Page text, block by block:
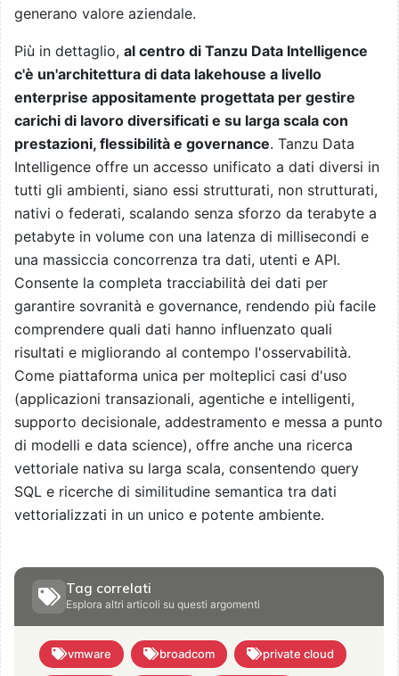
generano valore aziendale.
Più in dettaglio, al centro di Tanzu Data Intelligence
c'è un'architettura di data lakehouse a livello
enterprise appositamente progettata per gestire
carichi di lavoro diversificati e su larga scala con
prestazioni, flessibilità e governance. Tanzu Data
Intelligence offre un accesso unificato a dati diversi in
tutti gli ambienti, siano essi strutturati, non strutturati,
nativi o federati, scalando senza sforzo da terabyte a
petabyte in volume con una latenza di millisecondi e
una massiccia concorrenza tra dati, utenti e API.
Consente la completa tracciabilità dei dati per
garantire sovranità e governance, rendendo più facile
comprendere quali dati hanno influenzato quali
risultati e migliorando al contempo l'osservabilità.
Come piattaforma unica per molteplici casi d'uso
(applicazioni transazionali, agentiche e intelligenti,
supporto decisionale, addestramento e messa a punto
di modelli e data science), offre anche una ricerca
vettoriale nativa su larga scala, consentendo query
SQL e ricerche di similitudine semantica tra dati
vettorializzati in un unico e potente ambiente.
Tag correlati
Esplora altri articoli su questi argomenti
vmware broadcom private cloud